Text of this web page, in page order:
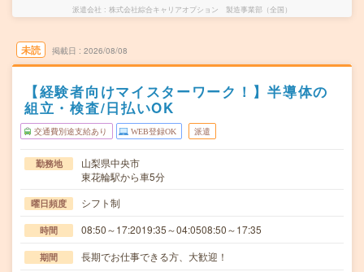
派遣会社 株式会社綜合キャリアオプション 製造事業部（全国）
未読 掲載日 2026/08/08
【経験者向けマイスターワーク！】半導体の
組立・検査/日払いOK
交通費別途支給あり WEB登録OK 派遣
勤務地
山梨県中央市
東花輪駅から車5分
曜日頻度 シフト制
時間 08:50～17:2019:35～04:0508:50～17:35
期間 長期でお仕事できる方、大歓迎！